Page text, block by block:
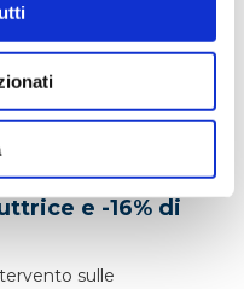
e -16% di
sulle